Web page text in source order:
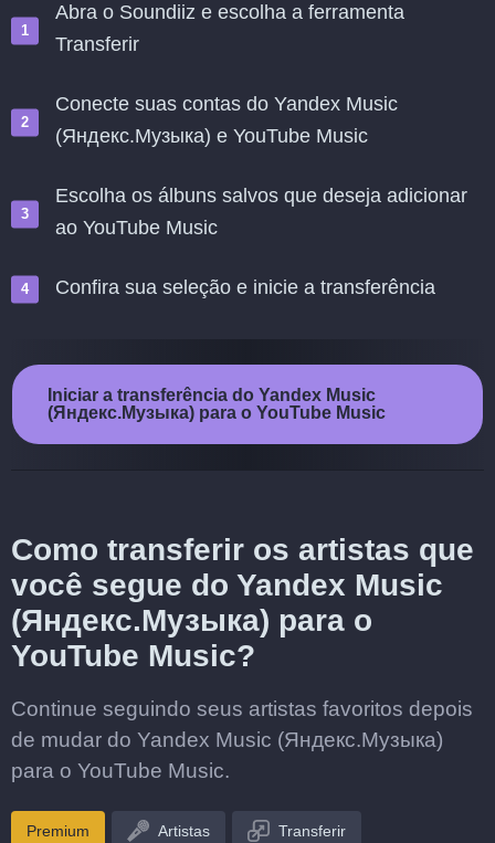
Abra o Soundiiz e escolha a ferramenta
Transferir
Conecte suas contas do Yandex Music
(Яндекс.Музыка) e YouTube Music
Escolha os álbuns salvos que deseja adicionar
ao YouTube Music
Confira sua seleção e inicie a transferência
Iniciar a transferência do Yandex Music
(Яндекс.Музыка) para o YouTube Music
Como transferir os artistas que
você segue do Yandex Music
(Яндекс.Музыка) para o
YouTube Music?
Continue seguindo seus artistas favoritos depois
de mudar do Yandex Music (Яндекс.Музыка)
para o YouTube Music.
Premium Artistas Transferir